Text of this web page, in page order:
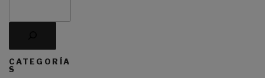
CATEGORÍA
S